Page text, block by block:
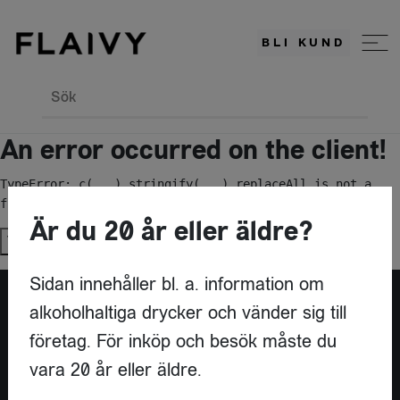
BLI KUND
Sök
An error occurred on the client!
TypeError: c(...).stringify(...).replaceAll is not a
function
Try again
Är du leverantör?
Är du 20 år eller äldre?
Sidan innehåller bl. a. information om
alkoholhaltiga drycker och vänder sig till
företag. För inköp och besök måste du
vara 20 år eller äldre.